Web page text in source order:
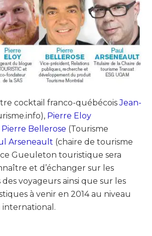
cocktail franco-québécoisJean-
Pierre Eloy
Pierre Bellerose (Tourisme
Arseneault (chaire de tourisme
ce Gueuleton touristique sera
et d’échanger sur les
voyageurs ainsi que sur les
à venir en 2014 au niveau
international.